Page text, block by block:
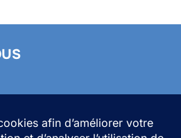
ou réservation, veuillez-